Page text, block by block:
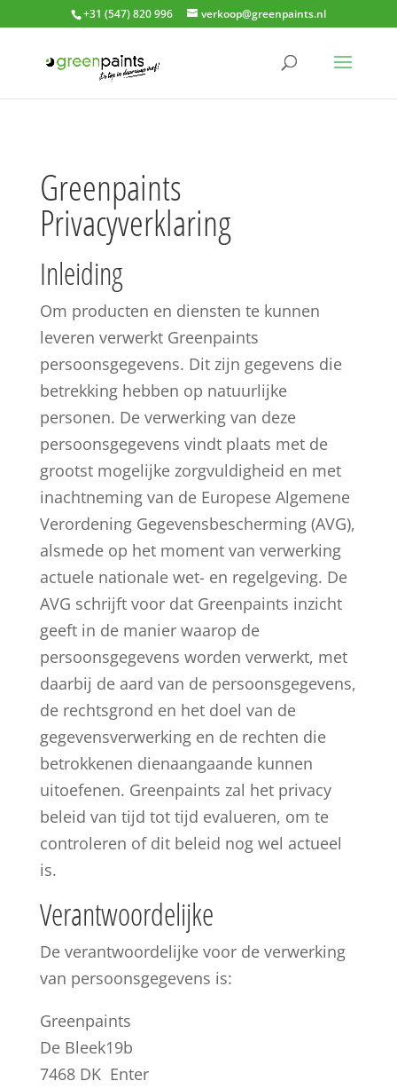
+31 (547) 820 996 verkoop@greenpaints.nl
Greenpaints
Privacyverklaring
Inleiding
Om producten en diensten te kunnen
leveren verwerkt Greenpaints
persoonsgegevens. Dit zijn gegevens die
betrekking hebben op natuurlijke
personen. De verwerking van deze
persoonsgegevens vindt plaats met de
grootst mogelijke zorgvuldigheid en met
inachtneming van de Europese Algemene
Verordening Gegevensbescherming (AVG),
alsmede op het moment van verwerking
actuele nationale wet- en regelgeving. De
AVG schrijft voor dat Greenpaints inzicht
geeft in de manier waarop de
persoonsgegevens worden verwerkt, met
daarbij de aard van de persoonsgegevens,
de rechtsgrond en het doel van de
gegevensverwerking en de rechten die
betrokkenen dienaangaande kunnen
uitoefenen. Greenpaints zal het privacy
beleid van tijd tot tijd evalueren, om te
controleren of dit beleid nog wel actueel
is.
Verantwoordelijke
De verantwoordelijke voor de verwerking
van persoonsgegevens is:
Greenpaints
De Bleek19b
7468 DK Enter